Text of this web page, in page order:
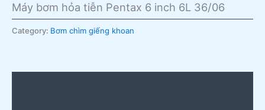
Máy bơm hỏa tiễn Pentax 6 inch 6L 36/06
Category: Bơm chìm giếng khoan